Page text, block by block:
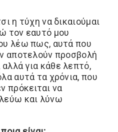
η τύχη να δικαιούμαι
τον εαυτό μου
λέω πως, αυτά που
αποτελούν προσβολή
αλλά για κάθε λεπτό,
αυτά τα χρόνια, που
πρόκειται να
και λύνω